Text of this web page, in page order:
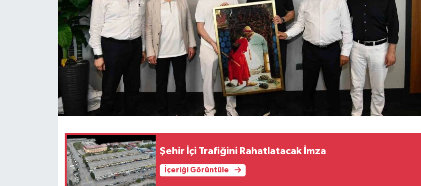
Şehir İçi Trafiğini Rahatlatacak İmza
İçeriği Görüntüle